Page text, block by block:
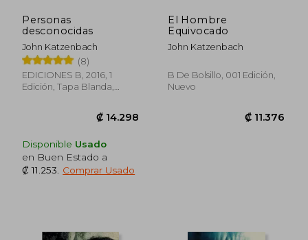
Personas
desconocidas
John Katzenbach
(8)
EDICIONES B, 2016, 1
Edición, Tapa Blanda,
Disponible Usado
en Buen Estado a
₡ 11.253
Comprar Usado
El Hombre
Equivocado
John Katzenbach
B De Bolsillo, 001 Edición,
Nuevo